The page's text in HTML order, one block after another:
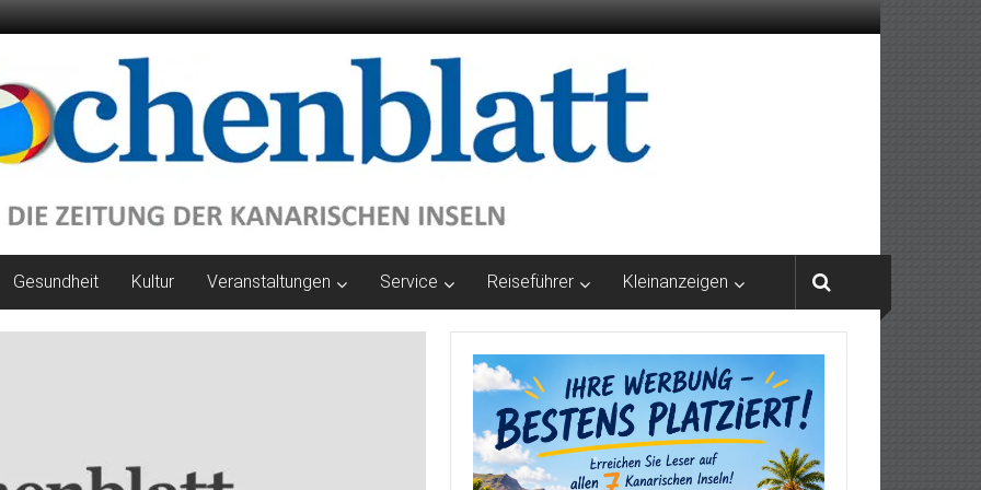
Gesundheit Kultur Veranstaltungen Service Reiseführer Kleinanzeigen